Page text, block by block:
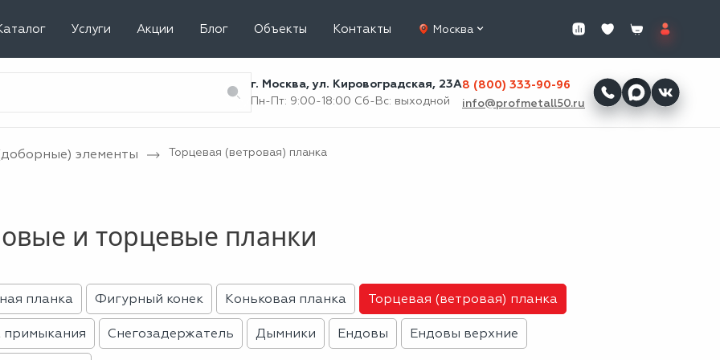
Услуги Акции Блог Объекты Контакты Москва
г. Москва, ул. Кировоградская, 23А
Пн-Пт: 9:00-18:00 Сб-Вс: выходной
8 (800) 333-90-96
info@profmetall50.ru
элементы Торцевая (ветровая) планка
и торцевые планки
планка Фигурный конек Коньковая планка Торцевая (ветровая) планка
примыкания Снегозадержатель Дымники Ендовы Ендовы верхние